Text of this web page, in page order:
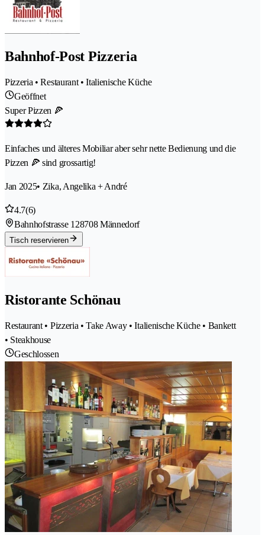
Bahnhof-Post Pizzeria
Pizzeria • Restaurant • Italienische Küche
Geöffnet
Super Pizzen 🍕
Einfaches und älteres Mobiliar aber sehr nette Bedienung und die
Pizzen 🍕 sind grossartig!
Jan 2025• Zika, Angelika + André
4.7(6)
Bahnhofstrasse 128708 Männedorf
Tisch reservieren
Ristorante Schönau
Restaurant • Pizzeria • Take Away • Italienische Küche • Bankett
• Steakhouse
Geschlossen